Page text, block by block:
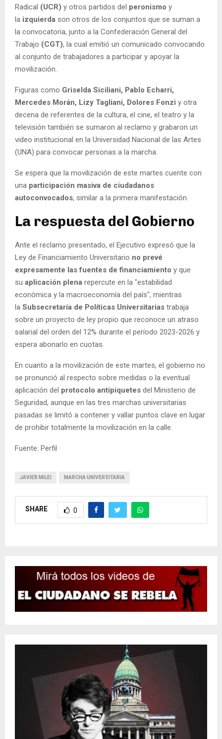
Radical (UCR) y otros partidos del peronismo y
la izquierda son otros de los conjuntos que se suman a
la convocatoria, junto a la Confederación General del
Trabajo (CGT), la cual emitió un comunicado convocando
al conjunto de trabajadores a participar y apoyar la
movilización.
Figuras como Griselda Siciliani, Pablo Echarri,
Mercedes Morán, Lizy Tagliani, Dolores Fonzi y otra
decena de referentes de la cultura, el cine, el teatro y la
televisión también se sumaron al reclamo y grabaron un
video institucional en la Universidad Nacional de las Artes
(UNA) para convocar personas a la marcha.
Se espera que la movilización de este martes cuente con
una participación masiva de ciudadanos
autoconvocados, similar a la primera manifestación.
La respuesta del Gobierno
Ante el reclamo presentado, el Ejecutivo expresó que la
Ley de Financiamiento Universitario no prevé
expresamente las fuentes de financiamiento y que
su aplicación plena repercute en la "estabilidad
económica y la macroeconomía del país", mientras
la Subsecretaría de Políticas Universitarias trabaja
sobre un proyecto de ley propio que reconoce un atraso
salarial del orden del 12% durante el período 2023-2026 y
espera abonarlo en cuotas.
En cuanto a la movilización de este martes, el gobierno no
se pronunció al respecto sobre medidas o la eventual
aplicación del protocolo antipiquetes del Ministerio de
Seguridad, aunque en las tres marchas universitarias
pasadas se limitó a contener y vallar puntos clave en lugar
de prohibir totalmente la movilización en la calle.
Fuente: Perfil
JAVIER MILEI MARCHA UNIVERSITARIA
SHARE 0